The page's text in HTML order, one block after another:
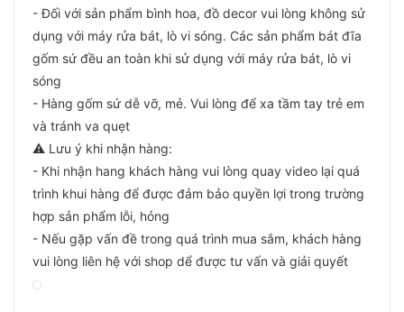
- Đối với sản phẩm bình hoa, đồ decor vui lòng không sử
dụng với máy rửa bát, lò vi sóng. Các sản phẩm bát đĩa
gốm sứ đều an toàn khi sử dụng với máy rửa bát, lò vi
sóng
- Hàng gốm sứ dễ vỡ, mẻ. Vui lòng để xa tầm tay trẻ em
và tránh va quẹt
⚠️ Lưu ý khi nhận hàng:
- Khi nhận hang khách hàng vui lòng quay video lại quá
trình khui hàng để được đảm bảo quyền lợi trong trường
hợp sản phẩm lỗi, hỏng
- Nếu gặp vấn đề trong quá trình mua sắm, khách hàng
vui lòng liên hệ với shop dể được tư vấn và giải quyết